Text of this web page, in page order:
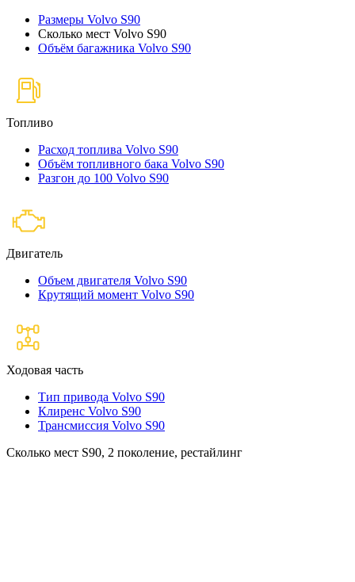
Размеры Volvo S90
Сколько мест Volvo S90
Объём багажника Volvo S90
Топливо
Расход топлива Volvo S90
Объём топливного бака Volvo S90
Разгон до 100 Volvo S90
Двигатель
Объем двигателя Volvo S90
Крутящий момент Volvo S90
Ходовая часть
Тип привода Volvo S90
Клиренс Volvo S90
Трансмиссия Volvo S90
Сколько мест S90, 2 поколение, рестайлинг